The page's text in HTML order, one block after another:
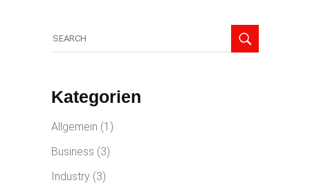
for:
Kategorien
Allgemein (1)
Business (3)
Industry (3)